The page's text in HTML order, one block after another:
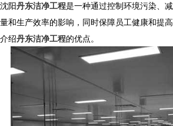
沈阳丹东洁净工程是一种通过控制环境污染、
量和生产效率的影响，同时保障员工健康和提
介绍丹东洁净工程的优点。